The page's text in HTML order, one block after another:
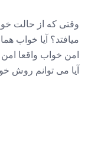
وقتی که از حالت
میافتد؟ آیا خواب
امن خواب واقعا امن
آیا می توانم روش